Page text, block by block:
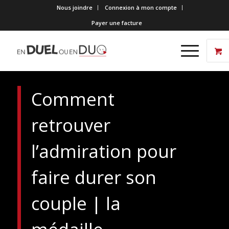
Nous joindre
Connexion à mon compte
Payer une facture
Comment
retrouver
l’admiration pour
faire durer son
couple | la